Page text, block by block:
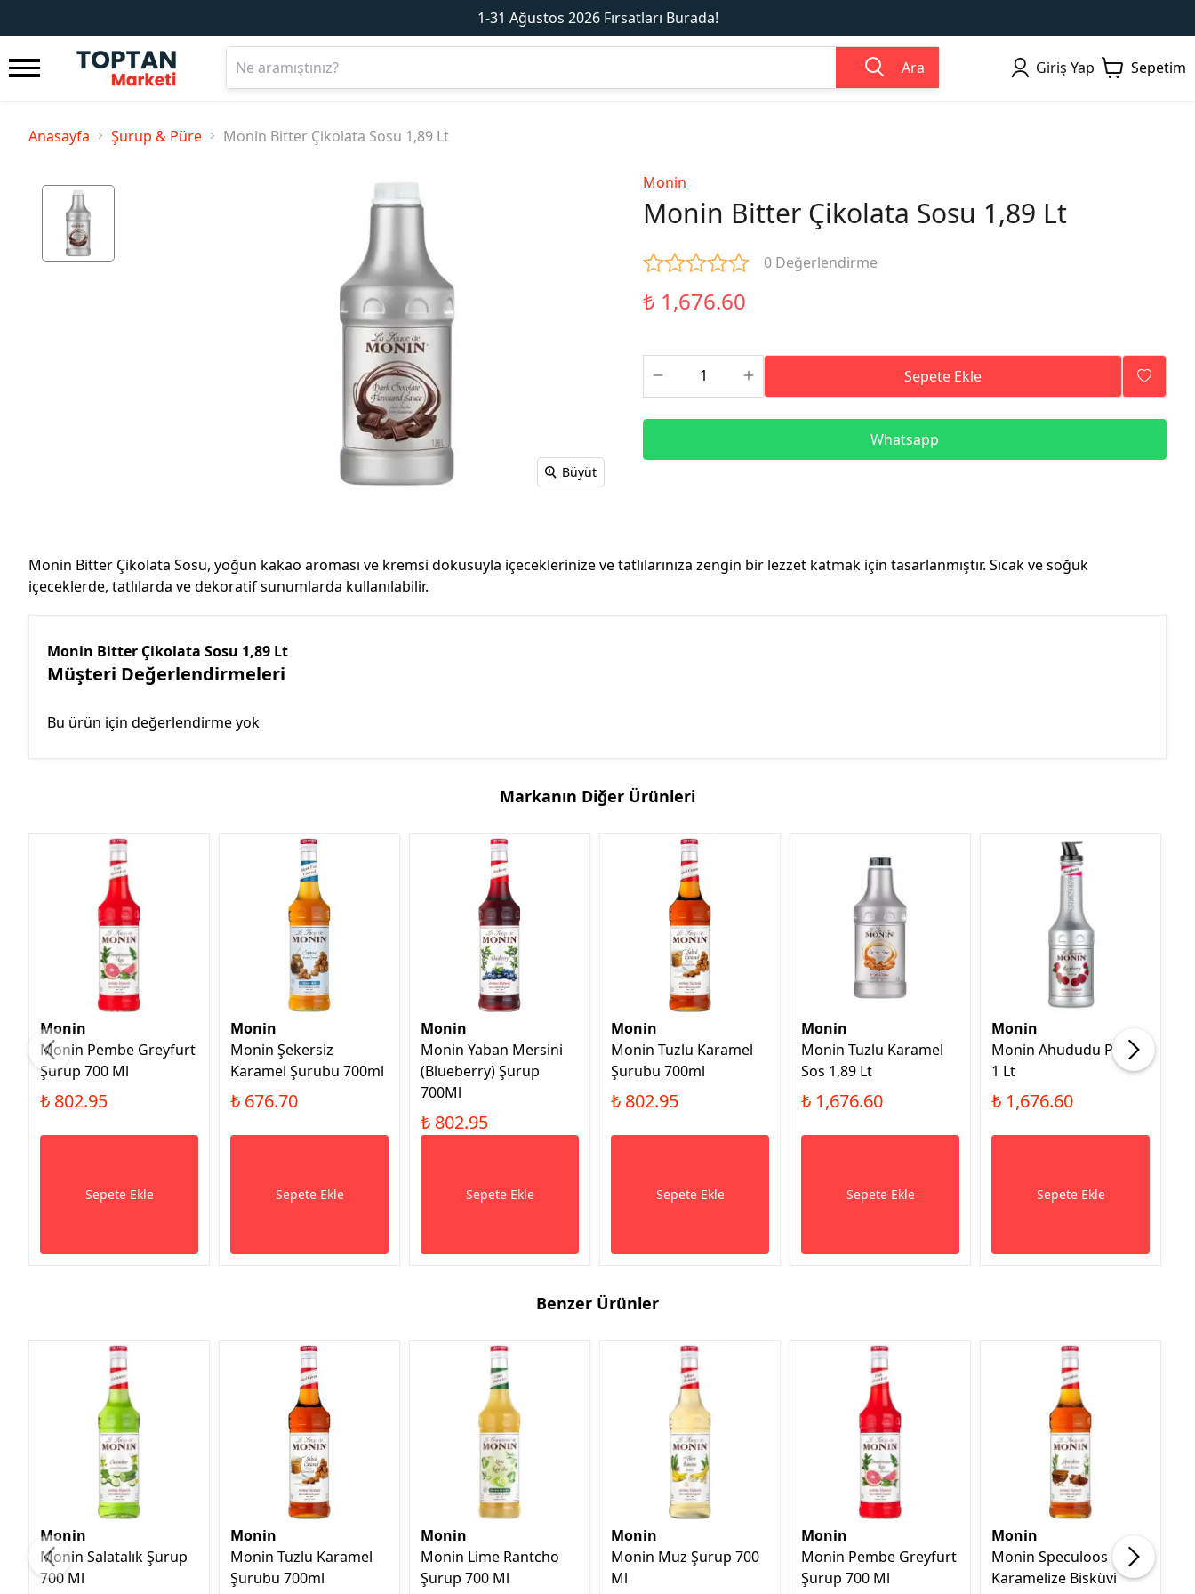
1-31 Ağustos 2026 Fırsatları Burada!
Ara Giriş Yap Sepetim
Anasayfa Şurup & Püre Monin Bitter Çikolata Sosu 1,89 Lt
Büyüt
Monin
Monin Bitter Çikolata Sosu 1,89 Lt
0 Değerlendirme
₺ 1,676.60
Sepete Ekle
Whatsapp
Monin Bitter Çikolata Sosu, yoğun kakao aroması ve kremsi dokusuyla içeceklerinize ve tatlılarınıza zengin bir lezzet katmak için tasarlanmıştır. Sıcak ve soğuk
içeceklerde, tatlılarda ve dekoratif sunumlarda kullanılabilir.
Monin Bitter Çikolata Sosu 1,89 Lt
Müşteri Değerlendirmeleri
Bu ürün için değerlendirme yok
Markanın Diğer Ürünleri
Monin
Monin Pembe Greyfurt
Şurup 700 Ml
₺ 802.95
Sepete Ekle
Monin
Monin Şekersiz
Karamel Şurubu 700ml
₺ 676.70
Sepete Ekle
Monin
Monin Yaban Mersini
(Blueberry) Şurup
700Ml
₺ 802.95
Sepete Ekle
Monin
Monin Tuzlu Karamel
Şurubu 700ml
₺ 802.95
Sepete Ekle
Monin
Monin Tuzlu Karamel
Sos 1,89 Lt
₺ 1,676.60
Sepete Ekle
Monin
Monin Ahududu Püresi
1 Lt
₺ 1,676.60
Sepete Ekle
Benzer Ürünler
Monin
Monin Salatalık Şurup
700 Ml
Monin
Monin Tuzlu Karamel
Şurubu 700ml
Monin
Monin Lime Rantcho
Şurup 700 Ml
Monin
Monin Muz Şurup 700
Ml
Monin
Monin Pembe Greyfurt
Şurup 700 Ml
Monin
Monin Speculoos
Karamelize Bisküvi